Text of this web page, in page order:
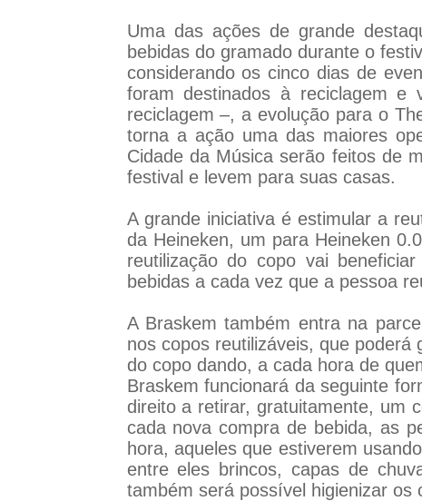
Uma das ações de grande
bebidas do gramado durante o
considerando os cinco dias de
foram destinados à reciclagem e
reciclagem –, a evolução para o
torna a ação uma das maiores
Cidade da Música serão feitos de
festival e levem para suas casas.
A grande iniciativa é estimular a
da Heineken, um para Heineken
reutilização do copo vai
bebidas a cada vez que a pessoa
A Braskem também entra na
nos copos reutilizáveis, que
do copo dando, a cada hora de
Braskem funcionará da seguinte
direito a retirar, gratuitamente, um
cada nova compra de bebida, as
hora, aqueles que estiverem
entre eles brincos, capas de
também será possível higienizar os